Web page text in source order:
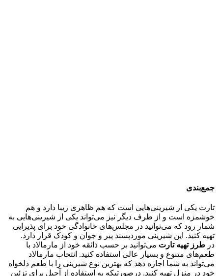
جمع‌بندی
تارت یکی از شیرینی‌هایی است که هم ظاهری زیبا دارد و هم
خوشمزه است و از طرف دیگر نیز می‌تواند یکی از شیرینی‌هایی به
شمار رود که می‌توانید در مجلس‌های خانوادگی خود برای پذیرایی
تهیه کنید. این شیرینی موردپسند پیر و جوان و کودک قرار دارد.
در طرز تهیه تارت می‌توانید بر حسب ذائقه خود از مارمالاد با
طعم‌های متنوع و بسیار عالی استفاده کنید. انتخاب مارمالاد
می‌تواند به شما اجازه دهد که بهترین نوع شیرینی را با طعم دلخواه
خود در منزل تهیه کنید. درصورتیکه به استفاده از آجیل برای تزئین